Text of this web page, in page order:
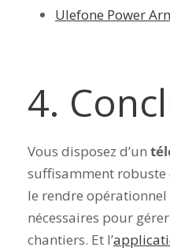
Ulefone Power
4.
Vous disposez d’un
suffisamment robuste
le rendre
nécessaires pour
chantiers. Et l’